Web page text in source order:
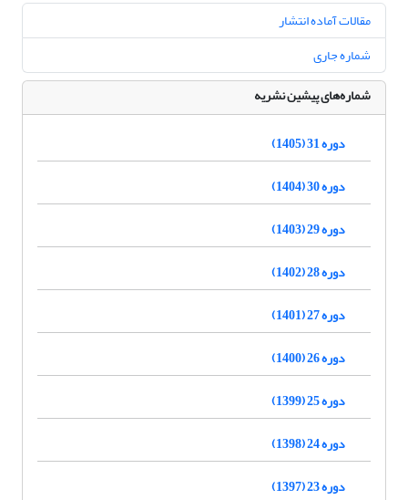
مقالات آماده انتشار
شماره جاری
شماره‌های پیشین نشریه
دوره 31 (1405)
دوره 30 (1404)
دوره 29 (1403)
دوره 28 (1402)
دوره 27 (1401)
دوره 26 (1400)
دوره 25 (1399)
دوره 24 (1398)
دوره 23 (1397)